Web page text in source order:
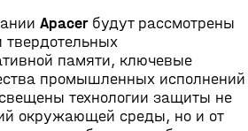
Apacerбудут рассмотрены
твердотельных
памяти, ключевые
промышленных исполнений
технологии защиты не
окружающей среды, но и от